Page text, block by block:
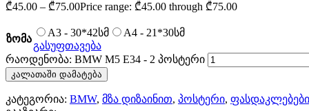
₾45.00 – ₾75.00Price range: ₾45.00 through ₾75.00
ზომა
A3 - 30*42სმ
A4 - 21*30სმ
გასუფთავება
რაოდენობა: BMW M5 E34 - 2 პოსტერი
კალათაში დამატება
კატეგორია: BMW, მზა დიზაინით, პოსტერი, ფასდაკლებები